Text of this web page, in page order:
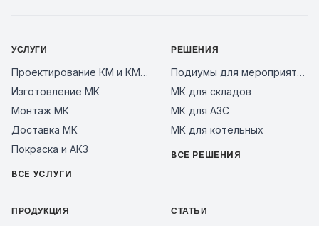
УСЛУГИ
Проектирование КМ и КМД
Изготовление МК
Монтаж МК
Доставка МК
Покраска и АКЗ
ВСЕ УСЛУГИ
РЕШЕНИЯ
Подиумы для мероприятий
МК для складов
МК для АЗС
МК для котельных
ВСЕ РЕШЕНИЯ
ПРОДУКЦИЯ СТАТЬИ